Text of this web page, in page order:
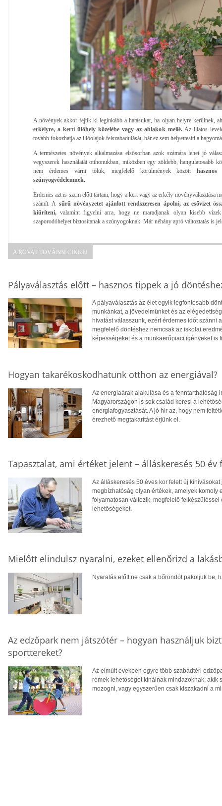
A növények akkor fejtik ki leginkább a hatásukat, ha olyan helyre kerülnek,
erkélyre, a kerti ülőhely közelébe vagy az ablakok mellé.Az illatos
tovább fokozhatja az illóolajok felszabadulását, bár ez sem helyettesíti a
A természetes növények alkalmazása elsősorban azok számára lehet jó
vegyszerek használatát otthonukban, miközben egy zöldebb, hangulatosabb
nem érdemes várni tőlük, megfelelő körülmények között
szúnyogvédelemnek.
Érdemes azt is szem előtt tartani, hogy a kert vagy az erkély növényválasztása
számít. A sűrű növényzetet ajánlott rendszeresen ápolni, az esővizet
kiüríteni, valamint figyelni arra, hogy ne maradjanak olyan kisebb
szaporodóhelyet biztosítanak a szúnyogoknak. Már néhány apró változtatás is
A ROVAT TOVÁBBI CIKKEI
Pályaválasztás előtt – hasznos tippek a jó
A pályaválasztás az élet egyik legfontosabb
munkánkat, a jövedelmünket és az
hivatást válasszunk, ezért érdemes időt szánni
megfelelő döntéshez nemcsak az iskolai
képességeket és a munkaerőpiaci igényeket is
Hogyan takarékoskodhatunk otthon az energiával?
Az energiaárak alakulása és a fenntarthatóság
Magyarországon is sok család keresi a
energiafogyasztását. A jó hír az, hogy nem
érezhető megtakarítást érjünk el.
Tapasztalat, ami értéket jelent – álláskeresés 50 év
Az álláskeresés 50 éves kor felett új
megbízhatóság olyan értékek, amelyek komoly
folyamatosan változik, megfelelő
lehetőségeket.
Mielőtt elindulsz nyaralni, ezeket ellenőrizd a
Nyaralás előtt ne csak a bőröndöt pakoljuk be,
Az edzőpark nem játszótér – hogyan használjuk
sporttereket?
Az elmúlt években egyre több szabadtéri
remek lehetőséget kínálnak mindazoknak,
mozogni, vagy egyszerűen csak kiszakadni a